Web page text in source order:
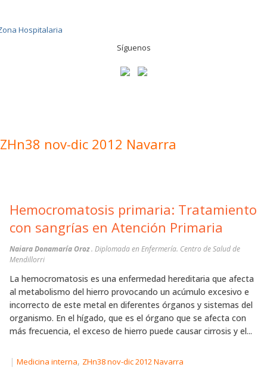
Síguenos
ZHn38 nov-dic 2012 Navarra
Hemocromatosis primaria: Tratamiento
con sangrías en Atención Primaria
Naiara Donamaría Oroz. Diplomada en Enfermería. Centro de Salud de
Mendillorri
La hemocromatosis es una enfermedad hereditaria que afecta
al metabolismo del hierro provocando un acúmulo excesivo e
incorrecto de este metal en diferentes órganos y sistemas del
organismo. En el hígado, que es el órgano que se afecta con
más frecuencia, el exceso de hierro puede causar cirrosis y el...
| Medicina interna, ZHn38 nov-dic 2012 Navarra